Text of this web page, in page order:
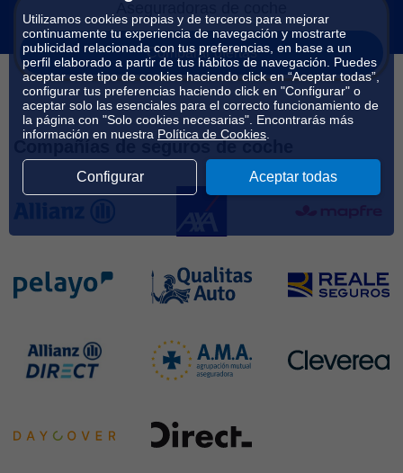
Comparar ofertas
Compañías de seguros de coche
Utilizamos cookies propias y de terceros para mejorar
continuamente tu experiencia de navegación y mostrarte
publicidad relacionada con tus preferencias, en base a un
perfil elaborado a partir de tus hábitos de navegación. Puedes
aceptar este tipo de cookies haciendo click en “Aceptar todas”,
configurar tus preferencias haciendo click en "Configurar" o
aceptar solo las esenciales para el correcto funcionamiento de
la página con "Solo cookies necesarias". Encontrarás más
información en nuestra Política de Cookies
Configurar Aceptar todas